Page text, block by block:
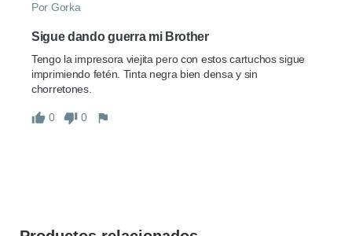
Por Gorka
Sigue dando guerra mi Brother
Tengo la impresora viejita pero con estos cartuchos sigue
imprimiendo fetén. Tinta negra bien densa y sin
chorretones.
0 0